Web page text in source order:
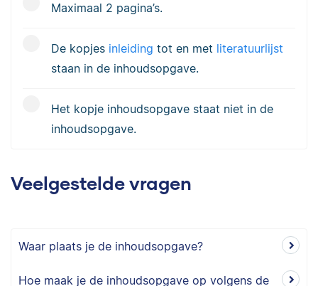
Maximaal 2 pagina’s.
De kopjes inleiding tot en met literatuurlijst
staan in de inhoudsopgave.
Het kopje inhoudsopgave staat niet in de
inhoudsopgave.
Veelgestelde vragen
Waar plaats je de inhoudsopgave?
Hoe maak je de inhoudsopgave op volgens de